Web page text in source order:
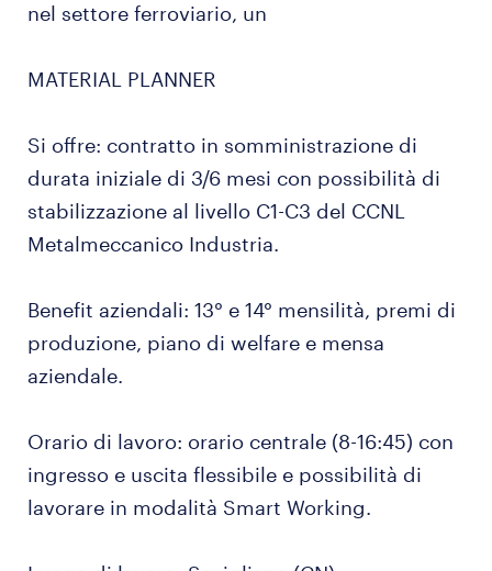
nel settore ferroviario, un
MATERIAL PLANNER
Si offre: contratto in somministrazione di
durata iniziale di 3/6 mesi con possibilità di
stabilizzazione al livello C1-C3 del CCNL
Metalmeccanico Industria.
Benefit aziendali: 13° e 14° mensilità, premi di
produzione, piano di welfare e mensa
aziendale.
Orario di lavoro: orario centrale (8-16:45) con
ingresso e uscita flessibile e possibilità di
lavorare in modalità Smart Working.